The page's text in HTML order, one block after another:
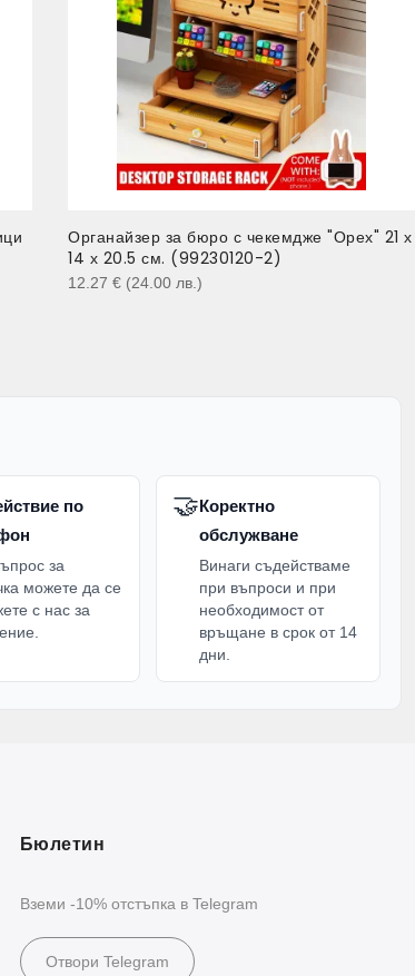
Органайзер за бюро с чекемдже "Орех" 21 х
14 х 20.5 см. (99230120-2)
12.27 € (24.00 лв. )
по
за
можете да се
с нас за
🤝Коректно
обслужване
Винаги съдействаме
при въпроси и при
необходимост от
връщане в срок от 14
дни.
Бюлетин
Вземи -10% отстъпка в Telegram
Отвори Telegram